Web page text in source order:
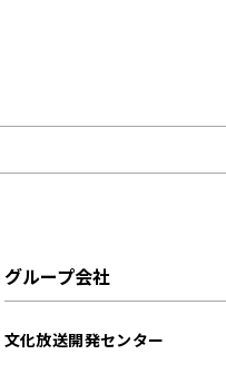
グループ会社
文化放送開発センター